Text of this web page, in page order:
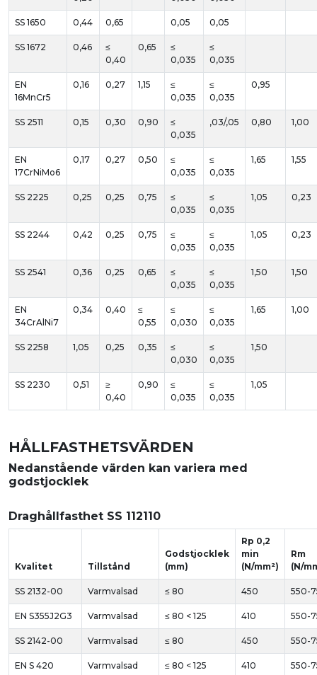
SS 1650 0,44 0,65 0,05 0,05
SS 1672 0,46
≤
0,40
0,65
≤
0,035
≤
0,035
EN
16MnCr5
0,16 0,27 1,15
≤
0,035
≤
0,035
0,95
SS 2511 0,15 0,30 0,90
≤
0,035
,03/,05 0,80 1,00
EN
17CrNiMo6
0,17 0,27 0,50
≤
0,035
≤
0,035
1,65 1,55
SS 2225 0,25 0,25 0,75
≤
0,035
≤
0,035
1,05 0,23
SS 2244 0,42 0,25 0,75
≤
0,035
≤
0,035
1,05 0,23
SS 2541 0,36 0,25 0,65
≤
0,035
≤
0,035
1,50 1,50
EN
34CrAlNi7
0,34 0,40
≤
0,55
≤
0,030
≤
0,035
1,65 1,00
SS 2258 1,05 0,25 0,35
≤
0,030
≤
0,035
1,50
SS 2230 0,51
≥
0,40
0,90
≤
0,035
≤
0,035
1,05
HÅLLFASTHETSVÄRDEN
Nedanstående värden kan variera med
godstjocklek
Draghållfasthet SS 112110
Kvalitet Tillstånd
Godstjocklek
(mm)
Rp 0,2
min
(N/mm²)
Rm
(N/
SS 2132-00 Varmvalsad ≤ 80 450 550-
EN S355J2G3 Varmvalsad ≤ 80 < 125 410 550-
SS 2142-00 Varmvalsad ≤ 80 450 550-
EN S 420 Varmvalsad ≤ 80 < 125 410 550-